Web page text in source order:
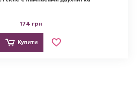
174 грн
Купити